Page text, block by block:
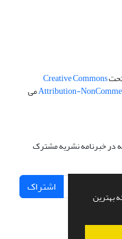
بهترین
Creative Commons
Attribution-می
در خبرنامه نشریه مشترک
اشتراک